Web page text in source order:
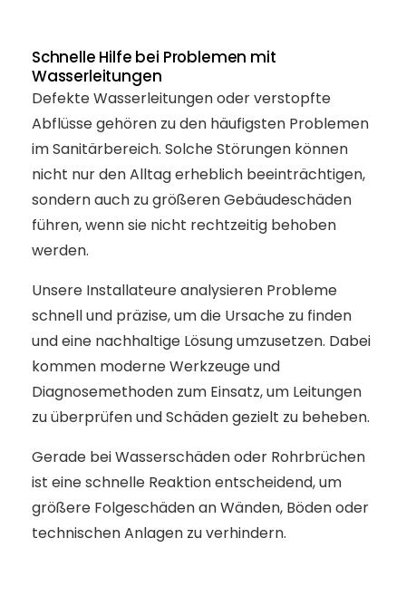
Schnelle Hilfe bei Problemen mit
Wasserleitungen
Defekte Wasserleitungen oder verstopfte
Abflüsse gehören zu den häufigsten Problemen
im Sanitärbereich. Solche Störungen können
nicht nur den Alltag erheblich beeinträchtigen,
sondern auch zu größeren Gebäudeschäden
führen, wenn sie nicht rechtzeitig behoben
werden.
Unsere Installateure analysieren Probleme
schnell und präzise, um die Ursache zu finden
und eine nachhaltige Lösung umzusetzen. Dabei
kommen moderne Werkzeuge und
Diagnosemethoden zum Einsatz, um Leitungen
zu überprüfen und Schäden gezielt zu beheben.
Gerade bei Wasserschäden oder Rohrbrüchen
ist eine schnelle Reaktion entscheidend, um
größere Folgeschäden an Wänden, Böden oder
technischen Anlagen zu verhindern.